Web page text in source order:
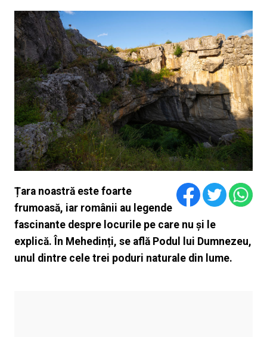
Țara noastră este foarte
frumoasă, iar românii au legende
fascinante despre locurile pe care nu și le
explică. În Mehedinți, se află Podul lui Dumnezeu,
unul dintre cele trei poduri naturale din lume.